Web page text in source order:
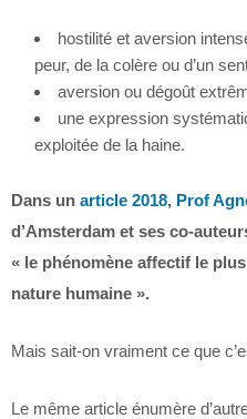
hostilité et aversion
peur, de la colère ou d’un
aversion ou dégoût
une expression
exploitée de la haine.
Dans un article 2018, Prof
d’Amsterdam et ses co-
« le phénomène affectif le
nature humaine ».
Mais sait-on vraiment ce que
Le même article énumère